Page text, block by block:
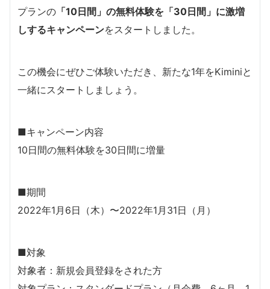
プランの 「10日間」の無料体験を「30日間」に激増
しするキャンペーンをスタートしました。
この機会にぜひご体験いただき、新たな1年をKiminiと
一緒にスタートしましょう。
■キャンペーン内容
10日間の無料体験を30日間に増量
■期間
2022年1月6日（木）〜2022年1月31日（月）
■対象
対象者：新規会員登録をされた方